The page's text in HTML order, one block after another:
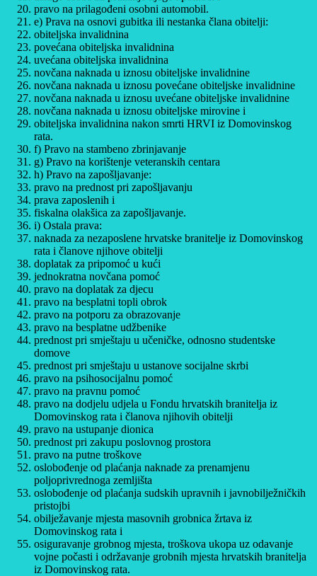
pravo na prilagođeni osobni automobil.
e) Prava na osnovi gubitka ili nestanka člana obitelji:
obiteljska invalidnina
povećana obiteljska invalidnina
uvećana obiteljska invalidnina
novčana naknada u iznosu obiteljske invalidnine
novčana naknada u iznosu povećane obiteljske invalidnine
novčana naknada u iznosu uvećane obiteljske invalidnine
novčana naknada u iznosu obiteljske mirovine i
obiteljska invalidnina nakon smrti HRVI iz Domovinskog
rata.
f) Pravo na stambeno zbrinjavanje
g) Pravo na korištenje veteranskih centara
h) Pravo na zapošljavanje:
pravo na prednost pri zapošljavanju
prava zaposlenih i
fiskalna olakšica za zapošljavanje.
i) Ostala prava:
naknada za nezaposlene hrvatske branitelje iz Domovinskog
rata i članove njihove obitelji
doplatak za pripomoć u kući
jednokratna novčana pomoć
pravo na doplatak za djecu
pravo na besplatni topli obrok
pravo na potporu za obrazovanje
pravo na besplatne udžbenike
prednost pri smještaju u učeničke, odnosno studentske
domove
prednost pri smještaju u ustanove socijalne skrbi
pravo na psihosocijalnu pomoć
pravo na pravnu pomoć
pravo na dodjelu udjela u Fondu hrvatskih branitelja iz
Domovinskog rata i članova njihovih obitelji
pravo na ustupanje dionica
prednost pri zakupu poslovnog prostora
pravo na putne troškove
oslobođenje od plaćanja naknade za prenamjenu
poljoprivrednoga zemljišta
oslobođenje od plaćanja sudskih upravnih i javnobilježničkih
pristojbi
obilježavanje mjesta masovnih grobnica žrtava iz
Domovinskog rata i
osiguravanje grobnog mjesta, troškova ukopa uz odavanje
vojne počasti i održavanje grobnih mjesta hrvatskih branitelja
iz Domovinskog rata.